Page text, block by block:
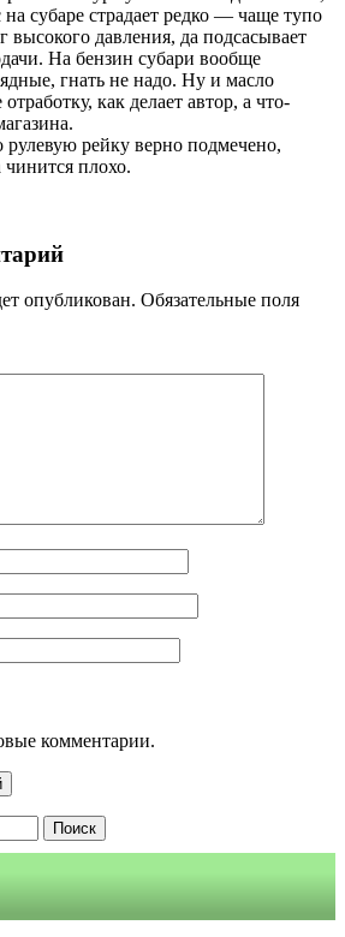
на субаре страдает редко — чаще тупо
высокого давления, да подсасывает
На бензин субари вообще
гнать не надо. Ну и масло
как делает автор, а что-
рулевую рейку верно подмечено,
чинится плохо.
опубликован. Обязательные поля
комментарии.